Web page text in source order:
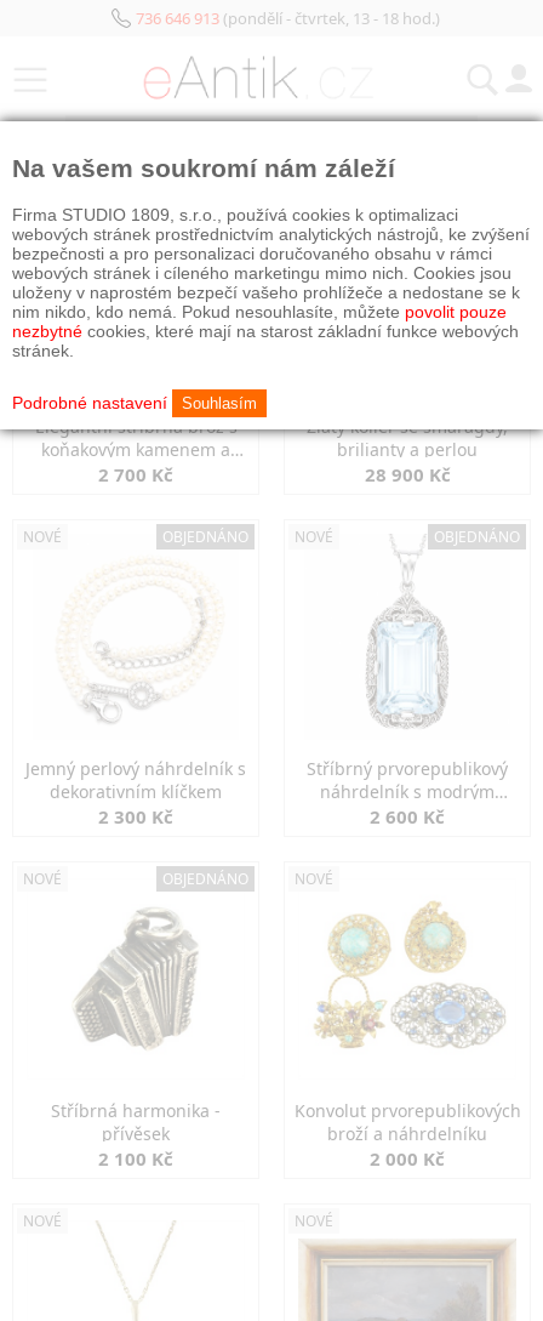
736 646 913(pondělí - čtvrtek, 13 - 18 hod.)
Elegantní stříbrná brož s
koňakovým kamenem a
markazity
2 700 Kč
Zlatý kolier se smaragdy,
brilianty a perlou
28 900 Kč
NOVÉ OBJEDNÁNO
Jemný perlový náhrdelník s
dekorativním klíčkem
2 300 Kč
NOVÉ OBJEDNÁNO
Stříbrný prvorepublikový
náhrdelník s modrým
spinelem
2 600 Kč
NOVÉ OBJEDNÁNO
Stříbrná harmonika -
přívěsek
2 100 Kč
NOVÉ
Konvolut prvorepublikových
broží a náhrdelníku
2 000 Kč
NOVÉ NOVÉ
Na vašem soukromí nám záleží
Firma STUDIO 1809, s.r.o., používá cookies k optimalizaci
webových stránek prostřednictvím analytických nástrojů, ke zvýšení
bezpečnosti a pro personalizaci doručovaného obsahu v rámci
webových stránek i cíleného marketingu mimo nich. Cookies jsou
uloženy v naprostém bezpečí vašeho prohlížeče a nedostane se k
nim nikdo, kdo nemá. Pokud nesouhlasíte, můžete povolit pouze
nezbytné cookies, které mají na starost základní funkce webových
stránek.
Podrobné nastavení Souhlasím